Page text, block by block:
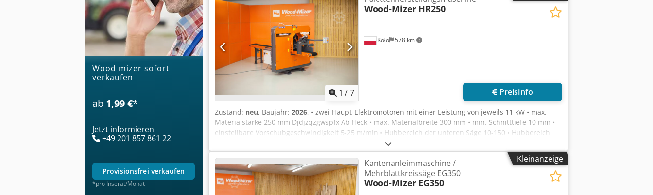
wood mizer sofort
verkaufen
ab 1,99 €*
Jetzt informieren
+49 201 857 861 22
provisionsfrei verkaufen
*pro Inserat/Monat
1 /7
Koło 578 km
Wood-Mizer HR250
Preisinfo
Zustand: neu, Baujahr: 2026, • zwei Haupt-Elektromotoren mit einer Leistung von jeweils 11 kW • max.
Materialstärke 250 mm Djdjzqzgwspfx Ab Heck • max. Materialbreite 300 mm • min. Schnitttiefe 10 mm •
einstellbare Vorschubgeschwindigkeit 5-25 m/min • Hubbereich der unteren Säge 10-150 • Hubbereich
der oberen Säge 20-190 • minimaler Abstand zwischen den Sägen 15 mm • Sägeschmierung –
pneumatische Sprühdüsen • hydraulische Sägenspannung • manuelle Positionierungsvorrichtung •
Raddurchmesser 710 mm • Auslauf- bzw. Abstelltisch mit einer Länge von 2,5 m • doppelte Anpressrollen
Kleinanzeige
Kantenanleimmaschine /
Mehrblattkreissäge EG350
Wood-Mizer EG350